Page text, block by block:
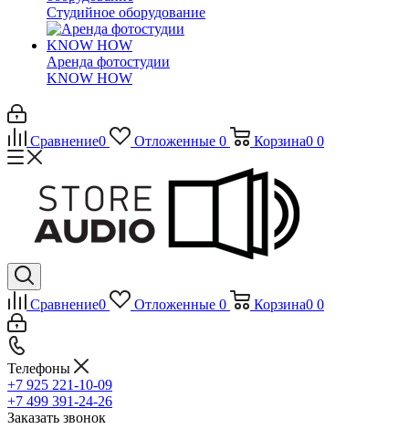
Студийное оборудование
Аренда фотостудии
KNOW HOW
Сравнение0 Отложенные 0 Корзина0 0
Сравнение0 Отложенные 0 Корзина0 0
Телефоны
+7 925 221-10-09
+7 499 391-24-26
Заказать звонок